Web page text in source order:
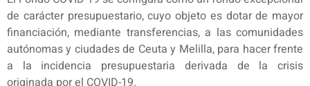
de carácter presupuestario, cuyo objeto es dotar de mayor
financiación, mediante transferencias, a las comunidades
autónomas y ciudades de Ceuta y Melilla, para hacer frente
a la incidencia presupuestaria derivada de la crisis